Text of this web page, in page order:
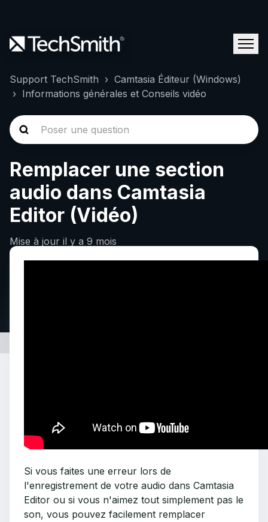
Support TechSmith
Camtasia Éditeur (Windows)
Informations générales et Conseils vidéo
Remplacer une section
audio dans Camtasia
Editor (Vidéo)
Mise à jour il y a 9 mois
Si vous faites une erreur lors de
l'enregistrement de votre audio dans Camtasia
Editor ou si vous n'aimez tout simplement pas le
son, vous pouvez facilement remplacer